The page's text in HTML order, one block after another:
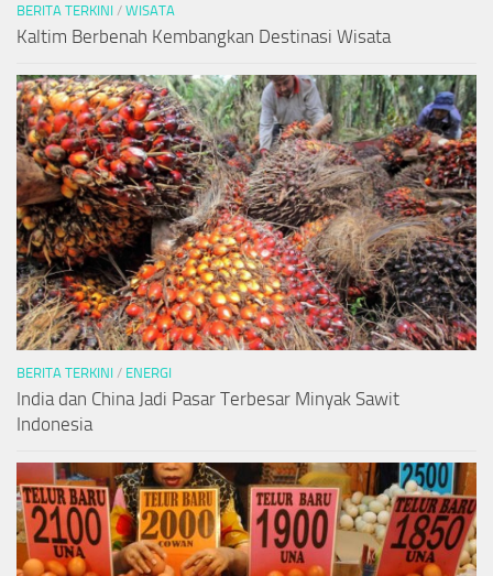
BERITA TERKINI / WISATA
Kaltim Berbenah Kembangkan Destinasi Wisata
BERITA TERKINI / ENERGI
India dan China Jadi Pasar Terbesar Minyak Sawit
Indonesia